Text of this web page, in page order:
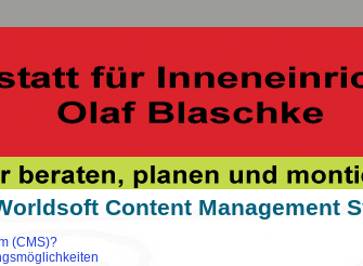
Content Management
(CMS)?